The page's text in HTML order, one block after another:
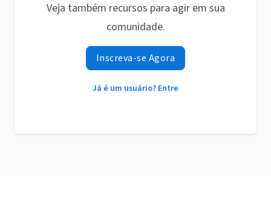
Veja também recursos para agir em sua
comunidade.
Inscreva-se Agora
Já é um usuário? Entre